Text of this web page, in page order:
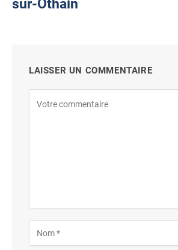
sur-Othain
LAISSER UN COMMENTAIRE